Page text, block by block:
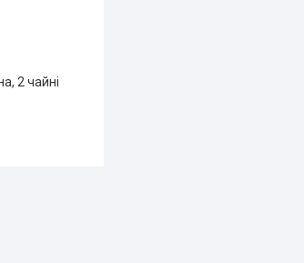
2 чайні